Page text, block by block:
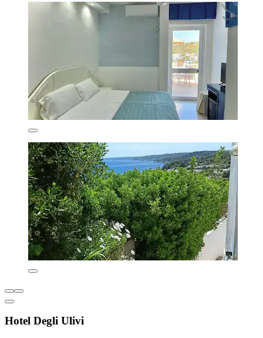
Hotel Degli Ulivi